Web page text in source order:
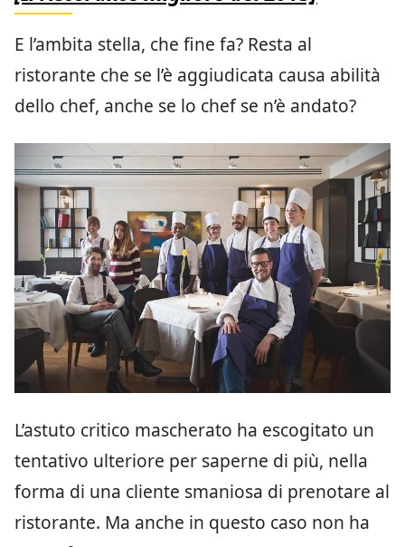
E l’ambita stella, che fine fa? Resta al
ristorante che se l’è aggiudicata causa abilità
dello chef, anche se lo chef se n’è andato?
L’astuto critico mascherato ha escogitato un
tentativo ulteriore per saperne di più, nella
forma di una cliente smaniosa di prenotare al
ristorante. Ma anche in questo caso non ha